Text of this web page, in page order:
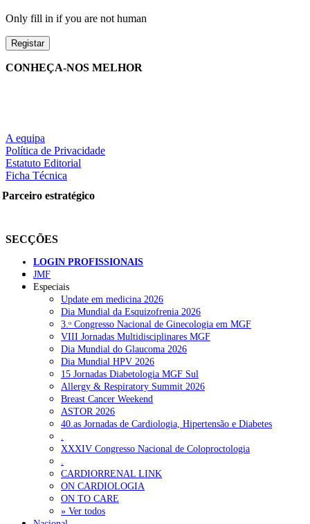
Only fill in if you are not human
CONHEÇA-NOS MELHOR
A equipa
Política de Privacidade
Estatuto Editorial
Ficha Técnica
Parceiro estratégico
SECÇÕES
LOGIN PROFISSIONAIS
JMF
Especiais
Update em medicina 2026
Dia Mundial da Esquizofrenia 2026
3.ᵒ Congresso Nacional de Ginecologia em MGF
VIII Jornadas Multidisciplinares MGF
Dia Mundial do Glaucoma 2026
Dia Mundial HPV 2026
15 Jornadas Diabetologia MGF Sul
Allergy & Respiratory Summit 2026
Breast Cancer Weekend
ASTOR 2026
40.as Jornadas de Cardiologia, Hipertensão e Diabetes
XXXIV Congresso Nacional de Coloproctologia
CARDIORRENAL LINK
ON CARDIOLOGIA
ON TO CARE
» Ver todos